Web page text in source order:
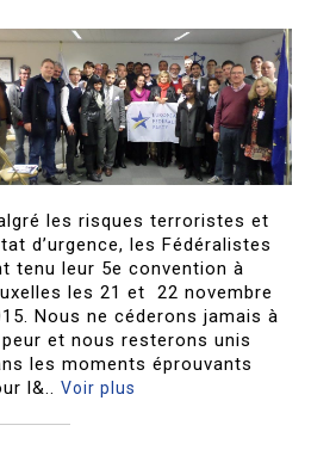
les risques terroristes et
d’urgence, les Fédéralistes
tenu leur 5e convention à
les 21 et 22 novembre
Nous ne céderons jamais à
et nous resterons unis
les moments éprouvants
l&..Voir plus